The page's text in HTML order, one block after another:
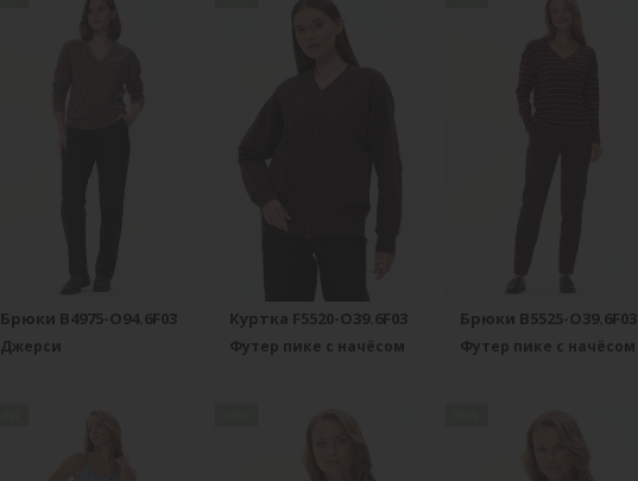
Брюки B4975-O94.6F03
Джерси
Куртка F5520-O39.6F03
Футер пике с начёсом
Брюки B5525-O39.6F03
Футер пике с начёсом